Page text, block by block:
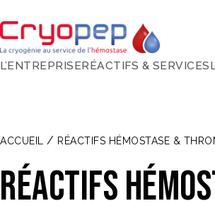
L’ENTREPRISERÉACTIFS & SERVICES
ACCUEIL / RÉACTIFS HÉMOSTASE &
Réactifs